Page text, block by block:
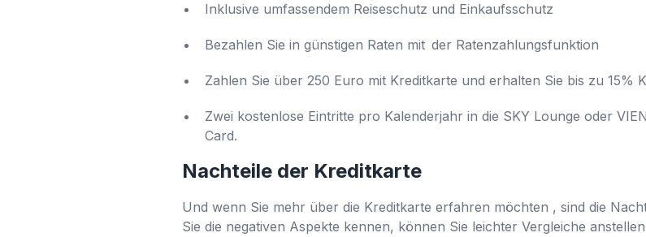
Inklusive umfassendem Reiseschutz und Einkaufsschutz
Bezahlen Sie in günstigen Raten mit der Ratenzahlungsfunktion
Zahlen Sie über 250 Euro mit Kreditkarte und erhalten Sie bis zu
Zwei kostenlose Eintritte pro Kalenderjahr in die SKY Lounge oder
Card.
Nachteile der Kreditkarte
Und wenn Sie mehr über die Kreditkarte erfahren möchten , sind die
Sie die negativen Aspekte kennen, können Sie leichter Vergleiche